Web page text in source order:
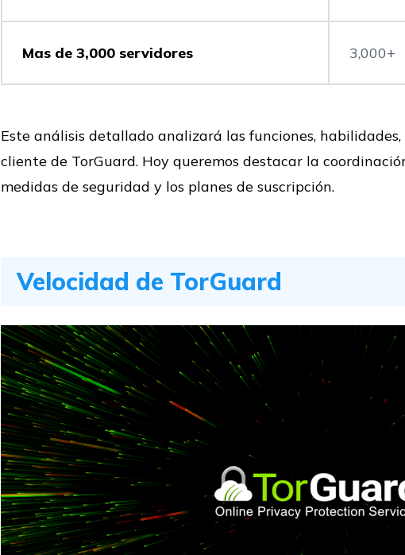
Mas de 3,000 servidores 3,000+
Este análisis detallado analizará las funciones,
cliente de TorGuard. Hoy queremos destacar la
medidas de seguridad y los planes de suscripción.
Velocidad de TorGuard